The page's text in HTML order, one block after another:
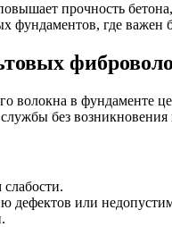
прочность
где важен
волокна в фундаменте
без
дефектов или